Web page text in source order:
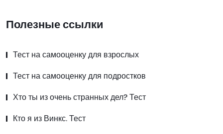
Полезные ссылки
Тест на самооценку для взрослых
Тест на самооценку для подростков
Хто ты из очень странных дел? Тест
Кто я из Винкс. Тест